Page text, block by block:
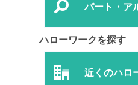
パート・ア
ハローワークを探す
近くのハロ